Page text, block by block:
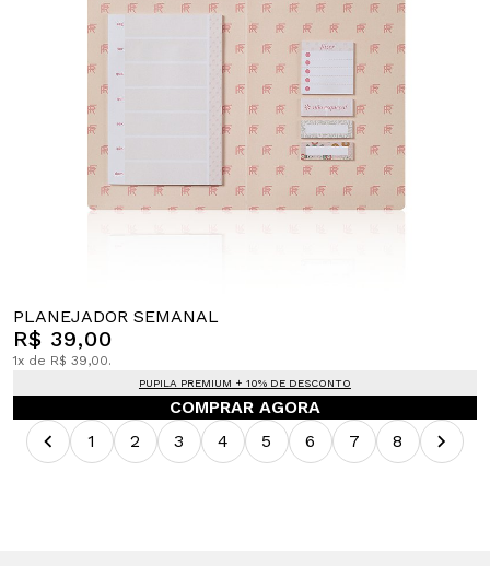
PLANEJADOR SEMANAL
R$ 39,00
1x de R$ 39,00.
PUPILA PREMIUM + 10% DE DESCONTO
COMPRAR AGORA
1
2 3 4 5 6 7 8